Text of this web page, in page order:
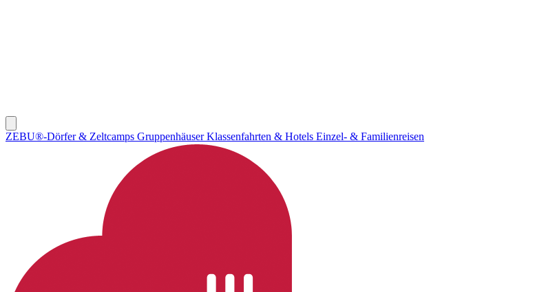
ZEBU®-Dörfer & Zeltcamps GruppenhäuserKlassenfahrten & Hotels Einzel- & Familienreisen